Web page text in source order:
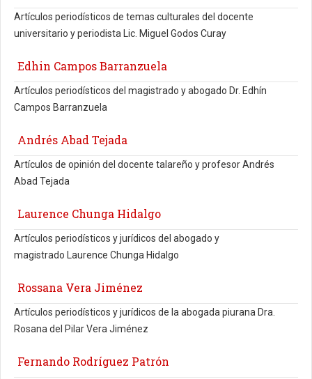
Artículos periodísticos de temas culturales del docente
universitario y periodista Lic. Miguel Godos Curay
Edhin Campos Barranzuela
Artículos periodísticos del magistrado y abogado Dr. Edhín
Campos Barranzuela
Andrés Abad Tejada
Artículos de opinión del docente talareño y profesor Andrés
Abad Tejada
Laurence Chunga Hidalgo
Artículos periodísticos y jurídicos del abogado y
magistrado Laurence Chunga Hidalgo
Rossana Vera Jiménez
Artículos periodísticos y jurídicos de la abogada piurana Dra.
Rosana del Pilar Vera Jiménez
Fernando Rodríguez Patrón